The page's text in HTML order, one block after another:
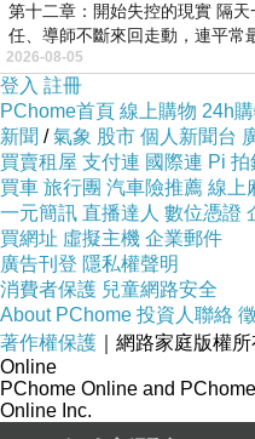
一種價錢三種享受!
揹帶：初生兒橫抱式、貼
腰凳：以腰部為主支撐力
揹帶+腰凳：雙肩及腰部
全套透氣親膚材質，多處
活動型護頸功能板，可安
第十二章：開始失控的現實 隔
任、導師不斷來回走動，連平常
2026-08-05
登入 註冊
PChome首頁 線上購物 24h
新聞 /氣象 股市 個人新聞台
買賣租屋 支付連 國際連 Pi 拍
買車 旅行團 汽車險推薦 線上
一元簡訊 直播達人 數位憑證
買網址 虛擬主機 企業郵件
廣告刊登 隱私權聲明
消費者保護 兒童網路安全
About PChome 投資人聯絡
著作權保護 ｜網路家庭版權
Online
PChome Online and
Online Inc.